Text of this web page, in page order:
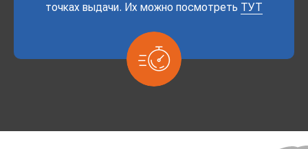
точках выдачи. Их можно посмотреть ТУТ